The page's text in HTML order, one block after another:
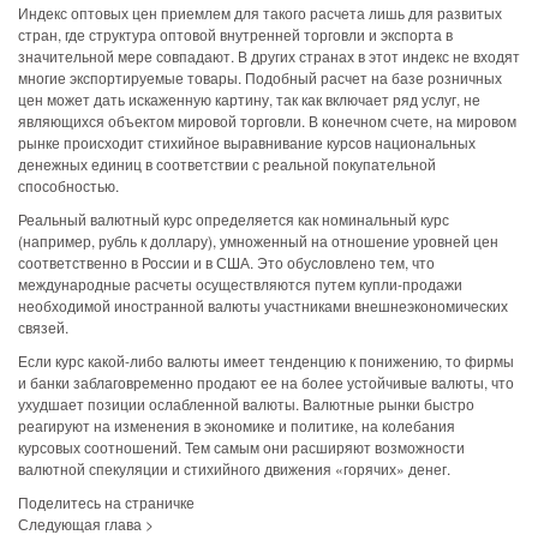
Индекс оптовых цен приемлем для такого расчета лишь для развитых
стран, где структура оптовой внутренней торговли и экспорта в
значительной мере совпадают. В других странах в этот индекс не входят
многие экспортируемые товары. Подобный расчет на базе розничных
цен может дать искаженную картину, так как включает ряд услуг, не
являющихся объектом мировой торговли. В конечном счете, на мировом
рынке происходит стихийное выравнивание курсов национальных
денежных единиц в соответствии с реальной покупательной
способностью.
Реальный валютный курс определяется как номинальный курс
(например, рубль к доллару), умноженный на отношение уровней цен
соответственно в России и в США. Это обусловлено тем, что
международные расчеты осуществляются путем купли-продажи
необходимой иностранной валюты участниками внешнеэкономических
связей.
Если курс какой-либо валюты имеет тенденцию к понижению, то фирмы
и банки заблаговременно продают ее на более устойчивые валюты, что
ухудшает позиции ослабленной валюты. Валютные рынки быстро
реагируют на изменения в экономике и политике, на колебания
курсовых соотношений. Тем самым они расширяют возможности
валютной спекуляции и стихийного движения «горячих» денег.
Поделитесь на страничке
Следующая глава >